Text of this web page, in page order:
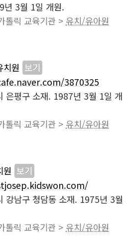
년 3월 1일 개원.
톨릭 교육기관 > 유치/유아원
치원 보기
3870325
은평구 소재. 1987년 3월 1일 개
톨릭 교육기관 > 유치/유아원
원 보기
강남구 청담동 소재. 1975년 3월
톨릭 교육기관 > 유치/유아원